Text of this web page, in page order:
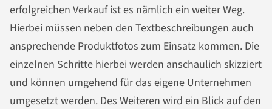
erfolgreichen Verkauf ist es nämlich ein weiter Weg.
Hierbei müssen neben den Textbeschreibungen auch
ansprechende Produktfotos zum Einsatz kommen. Die
einzelnen Schritte hierbei werden anschaulich skizziert
und können umgehend für das eigene Unternehmen
umgesetzt werden. Des Weiteren wird ein Blick auf den